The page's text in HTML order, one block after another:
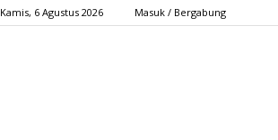
Kamis, 6 Agustus 2026 Masuk / Bergabung